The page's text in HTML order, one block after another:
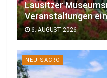
Lausitzer
Veranstaltungen ein
6. AUGUST 2026
NEU SACRO